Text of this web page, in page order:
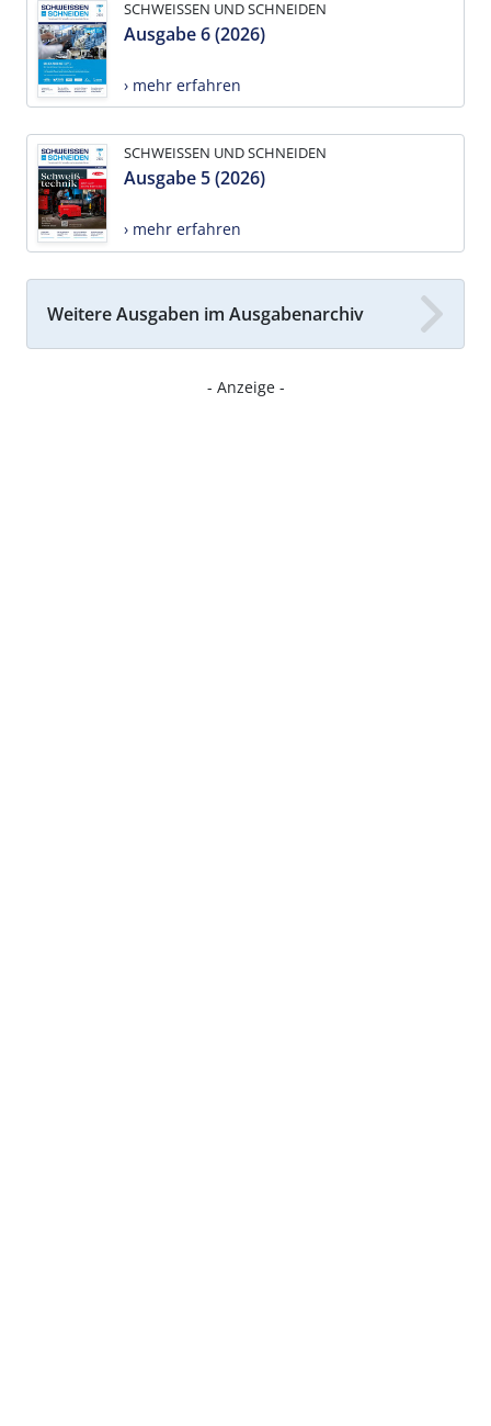
SCHWEISSEN UND SCHNEIDEN
Ausgabe 6 (2026)
› mehr erfahren
SCHWEISSEN UND SCHNEIDEN
Ausgabe 5 (2026)
› mehr erfahren
Weitere Ausgaben im Ausgabenarchiv
- Anzeige -